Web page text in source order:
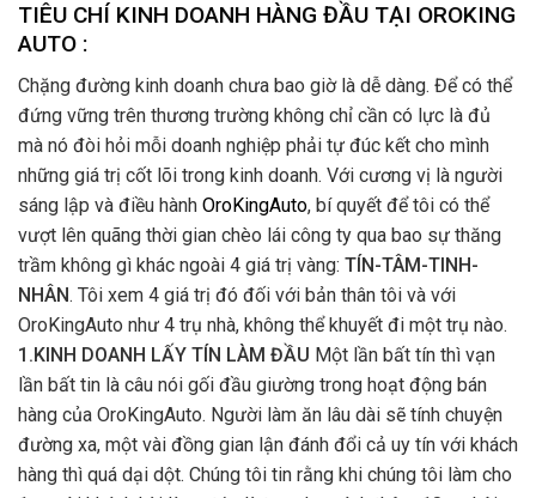
TIÊU CHÍ KINH DOANH HÀNG ĐẦU TẠI OROKING
AUTO :
Chặng đường kinh doanh chưa bao giờ là dễ dàng. Để có thể
đứng vững trên thương trường không chỉ cần có lực là đủ
mà nó đòi hỏi mỗi doanh nghiệp phải tự đúc kết cho mình
những giá trị cốt lõi trong kinh doanh. Với cương vị là người
sáng lập và điều hành OroKingAuto, bí quyết để tôi có thể
vượt lên quãng thời gian chèo lái công ty qua bao sự thăng
trầm không gì khác ngoài 4 giá trị vàng: TÍN-TÂM-TINH-
NHÂN. Tôi xem 4 giá trị đó đối với bản thân tôi và với
OroKingAuto như 4 trụ nhà, không thể khuyết đi một trụ nào.
1.KINH DOANH LẤY TÍN LÀM ĐẦU Một lần bất tín thì vạn
lần bất tin là câu nói gối đầu giường trong hoạt động bán
hàng của OroKingAuto. Người làm ăn lâu dài sẽ tính chuyện
đường xa, một vài đồng gian lận đánh đổi cả uy tín với khách
hàng thì quá dại dột. Chúng tôi tin rằng khi chúng tôi làm cho